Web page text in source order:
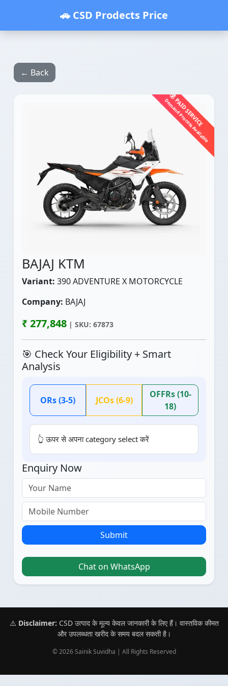
🚗 CSD Prodects Price
← Back
💰 PAID SERVICE
Demand Process Available
BAJAJ KTM
Variant: 390 ADVENTURE X MOTORCYCLE
Company: BAJAJ
₹ 277,848 | SKU: 67873
🎯 Check Your Eligibility + Smart
Analysis
ORs (3-5) JCOs (6-9)
OFFRs (10-
18)
👆 ऊपर से अपना category select करें
Enquiry Now
Submit
Chat on WhatsApp
⚠️ Disclaimer: CSD उत्पाद के मूल्य केवल जानकारी के लिए हैं। वास्तविक कीमत
और उपलब्धता खरीद के समय बदल सकती है।
© 2026 Sainik Suvidha | All Rights Reserved